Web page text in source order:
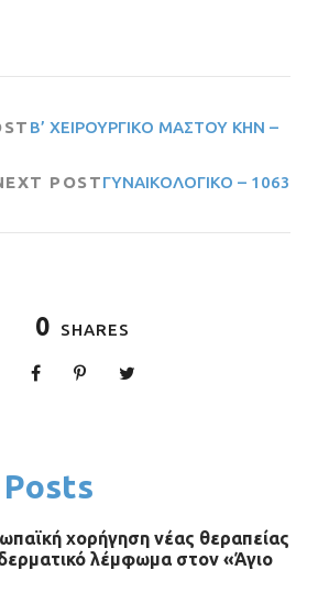
Β’ ΧΕΙΡΟΥΡΓΙΚΟ ΜΑΣΤΟΥ ΚΗΝ –
POSTΓΥΝΑΙΚΟΛΟΓΙΚΟ – 1063
0 SHARES
χορήγηση νέας θεραπείας
λέμφωμα στον «Άγιο